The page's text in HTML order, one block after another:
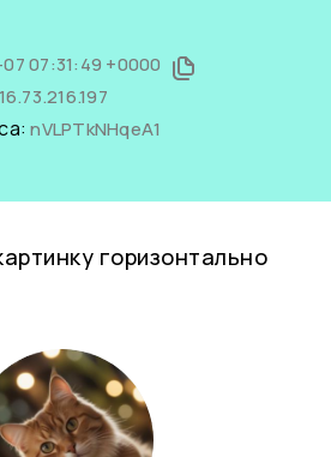
07:31:49 +0000
nVLPTkNHqeA1
горизонтально